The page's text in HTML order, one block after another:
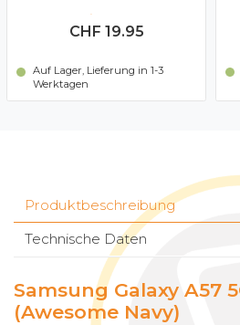
Galaxy A36/A56 (Transparent)
CHF 19.95
Auf Lager, Lieferung in 1-3
Werktagen
Produktbeschreibung
Technische Daten
Samsung Galaxy A57
(Awesome Navy)